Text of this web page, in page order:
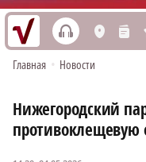
h L n
Главная • Новости
Нижегородский
противоклещевую